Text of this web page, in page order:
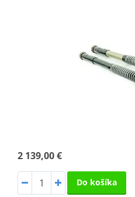
2 139,00 €
Do košíka